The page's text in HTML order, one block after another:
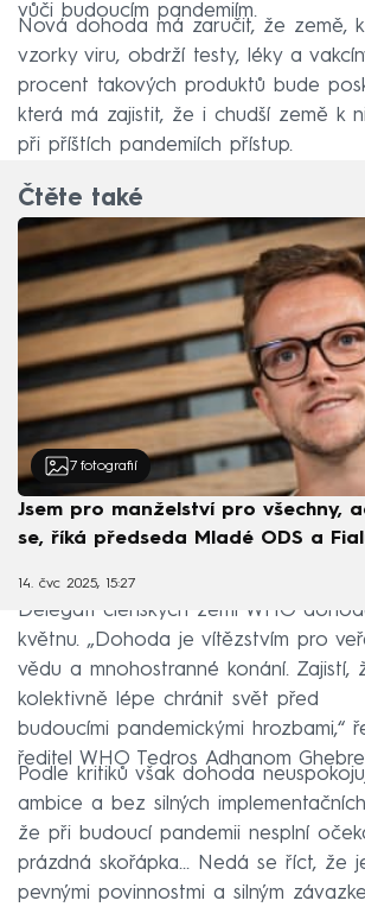
vůči budoucím pandemiím.
Nová dohoda má zaručit, že země,
vzorky viru, obdrží testy, léky a
procent takových produktů bude
která má zajistit, že i chudší země k
při příštích pandemiích přístup.
Čtěte také
7 fotografií
Jsem pro manželství pro všechny,
se, říká předseda Mladé ODS a
14. čvc 2025, 15:27
Delegáti členských zemí WHO
květnu. „Dohoda je vítězstvím pro
vědu a mnohostranné konání. Zajistí,
kolektivně lépe chránit svět před
budoucími pandemickými hrozbami,“
ředitel WHO Tedros Adhanom
Podle kritiků však dohoda
ambice a bez silných
že při budoucí pandemii nesplní
prázdná skořápka... Nedá se říct, že
pevnými povinnostmi a silným